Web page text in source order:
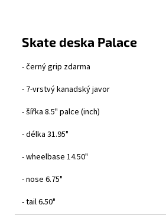
Skate deska Palace
- černý grip zdarma
- 7-vrstvý kanadský javor
- šířka 8.5" palce (inch)
- délka 31.95"
- wheelbase 14.50"
- nose 6.75"
- tail 6.50"